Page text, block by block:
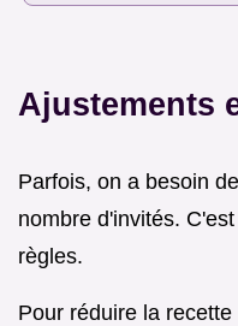
Ajustements
Parfois, on a besoin
nombre d'invités.
règles.
Pour réduire la